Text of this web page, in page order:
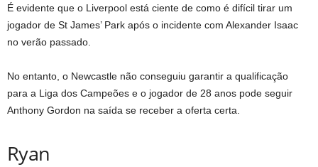
É evidente que o Liverpool está ciente de como é difícil tirar um
jogador de St James’ Park após o incidente com Alexander Isaac
no verão passado.
No entanto, o Newcastle não conseguiu garantir a qualificação
para a Liga dos Campeões e o jogador de 28 anos pode seguir
Anthony Gordon na saída se receber a oferta certa.
Ryan